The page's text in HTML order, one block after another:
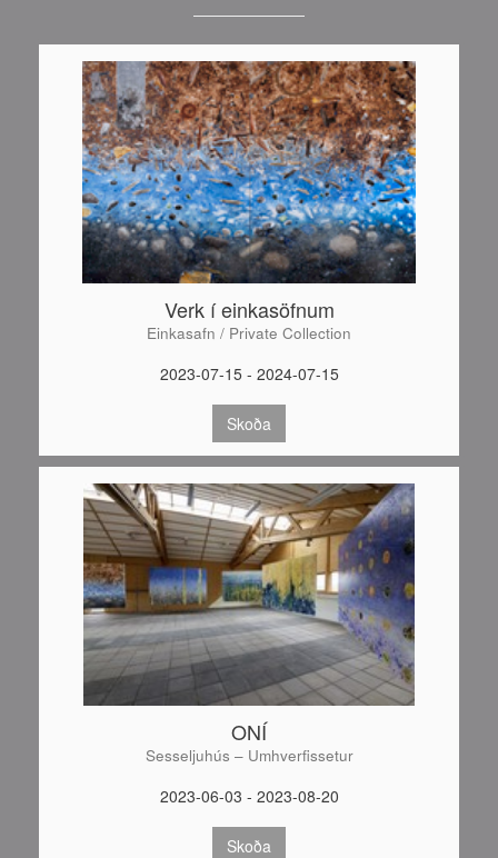
Verk í einkasöfnum
Einkasafn / Private Collection
2023-07-15 - 2024-07-15
Skoða
ONÍ
Sesseljuhús – Umhverfissetur
2023-06-03 - 2023-08-20
Skoða